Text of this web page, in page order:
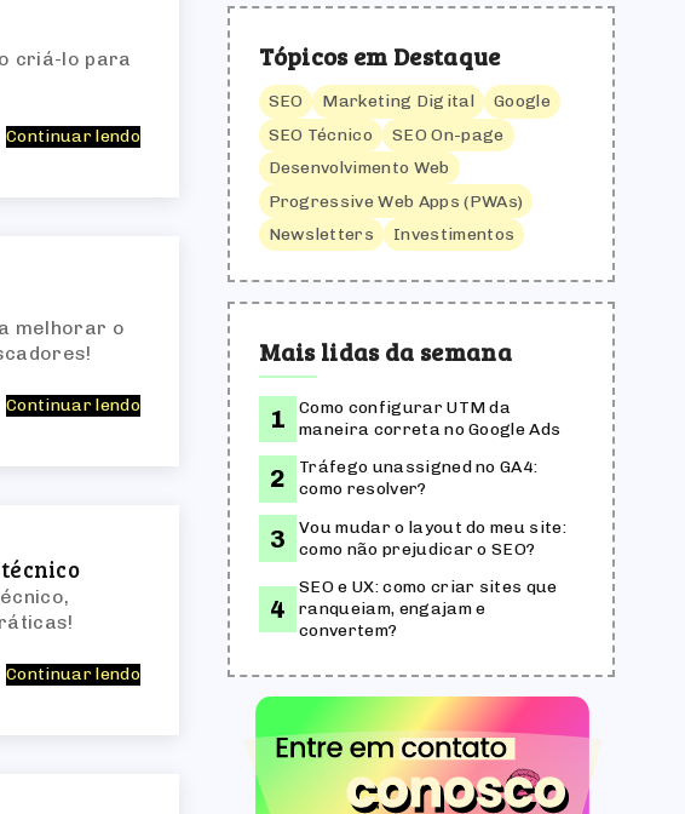
criá-lo para
Continuar lendo
melhorar o
Continuar lendo
Continuar lendo
Tópicos em Destaque
SEO Marketing Digital
Google
SEO Técnico
SEO On-page
Desenvolvimento Web
Progressive Web Apps (PWAs)
Newsletters
Investimentos
Mais lidas da semana
Como configurar UTM da
maneira correta no Google Ads
Tráfego unassigned no GA4:
como resolver?
Vou mudar o layout do meu site:
como não prejudicar o SEO?
SEO e UX: como criar sites que
ranqueiam, engajam e
convertem?